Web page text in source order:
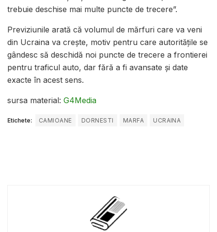
trebuie deschise mai multe puncte de trecere”.
Previziunile arată că volumul de mărfuri care va veni
din Ucraina va crește, motiv pentru care autoritățile se
gândesc să deschidă noi puncte de trecere a frontierei
pentru traficul auto, dar fără a fi avansate și date
exacte în acest sens.
sursa material: G4Media
Etichete: CAMIOANE DORNESTI MARFA UCRAINA